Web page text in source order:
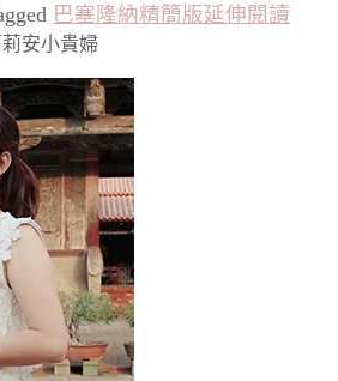
巴塞隆納精簡版延伸閱讀
安小貴婦